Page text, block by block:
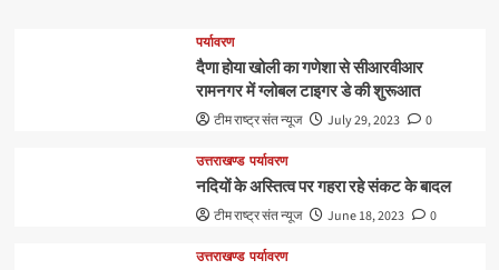
पर्यावरण
दैणा होया खोली का गणेशा से सीआरवीआर
रामनगर में ग्लोबल टाइगर डे की शुरूआत
टीम राष्ट्र संत न्यूज July 29, 2023 0
उत्तराखण्ड पर्यावरण
नदियों के अस्तित्व पर गहरा रहे संकट के बादल
टीम राष्ट्र संत न्यूज June 18, 2023 0
उत्तराखण्ड पर्यावरण